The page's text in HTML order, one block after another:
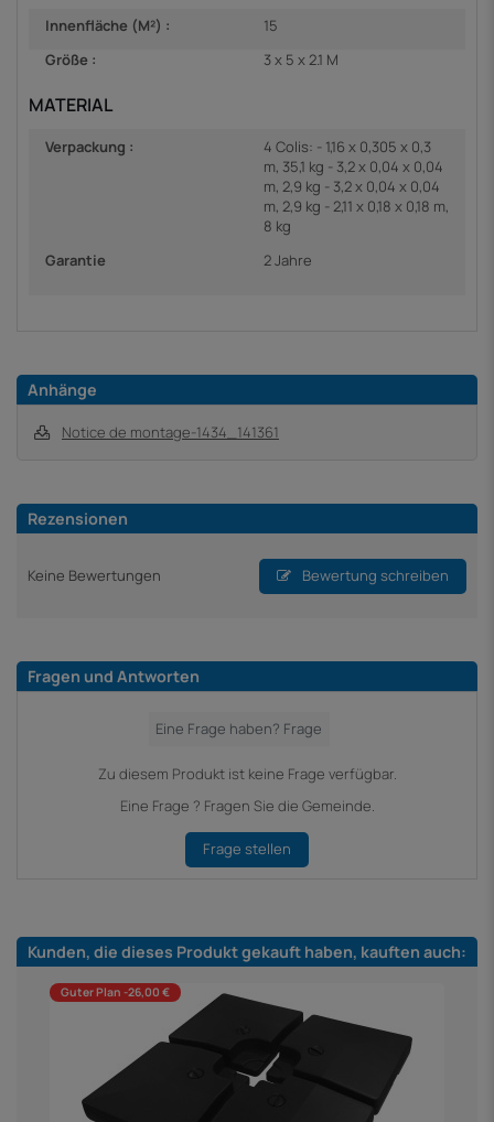
Innenfläche (M²) :
15
Größe :
3 x 5 x 2.1 M
MATERIAL
Verpackung :
4 Colis: - 1,16 x 0,305 x 0,3
m, 35,1 kg - 3,2 x 0,04 x 0,04
m, 2,9 kg - 3,2 x 0,04 x 0,04
m, 2,9 kg - 2,11 x 0,18 x 0,18 m,
8 kg
Garantie
2 Jahre
Anhänge
Notice de montage-1434_141361
Rezensionen
Keine Bewertungen Bewertung schreiben
Fragen und Antworten
Zu diesem Produkt ist keine Frage verfügbar.
Eine Frage ? Fragen Sie die Gemeinde.
Frage stellen
Kunden, die dieses Produkt gekauft haben, kauften auch:
Guter Plan -26,00 €